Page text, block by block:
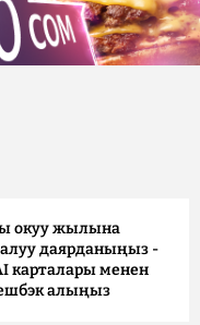
окуу жылына
даярданыңыз -
карталары менен
алыңыз